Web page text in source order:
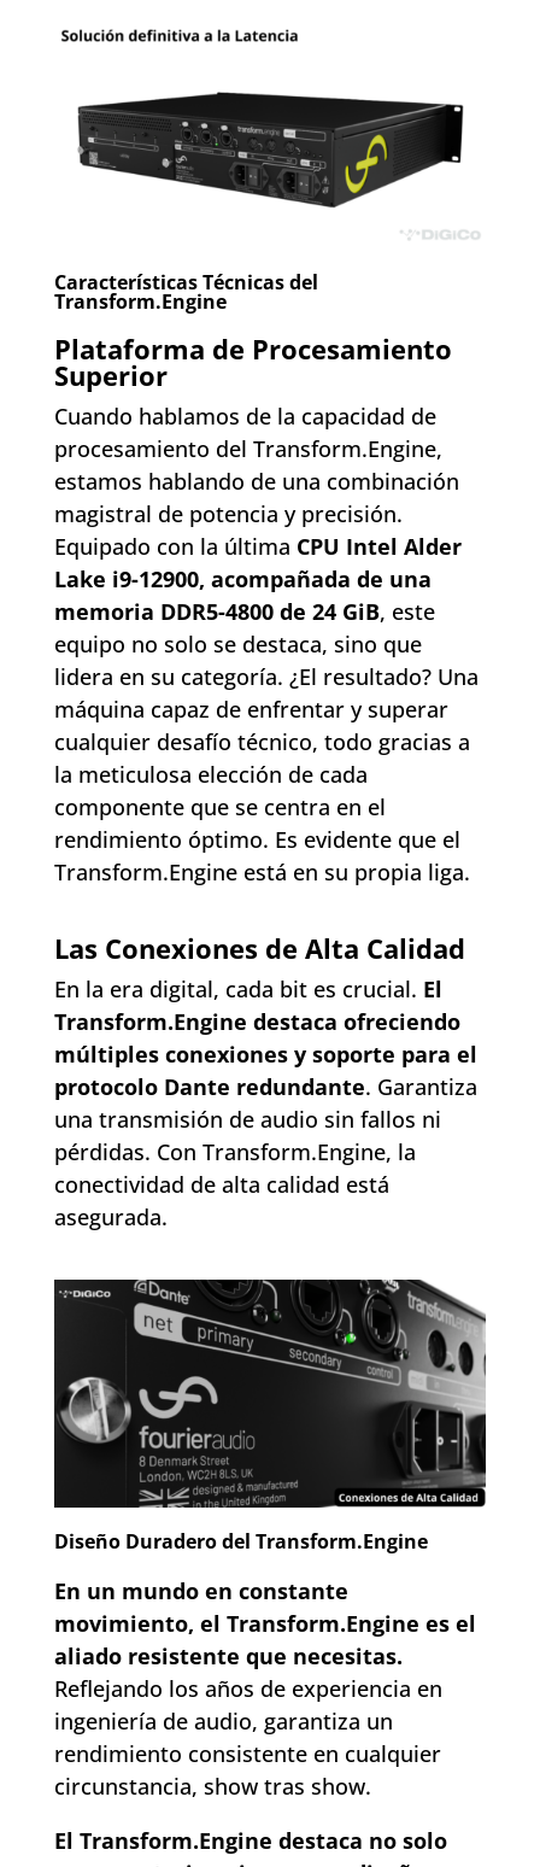
Características Técnicas del
Transform.Engine
Plataforma de Procesamiento
Superior
Cuando hablamos de la capacidad de
procesamiento del Transform.Engine,
estamos hablando de una combinación
magistral de potencia y precisión.
Equipado con la última CPU Intel Alder
Lake i9-12900, acompañada de una
memoria DDR5-4800 de 24 GiB, este
equipo no solo se destaca, sino que
lidera en su categoría. ¿El resultado? Una
máquina capaz de enfrentar y superar
cualquier desafío técnico, todo gracias a
la meticulosa elección de cada
componente que se centra en el
rendimiento óptimo. Es evidente que el
Transform.Engine está en su propia liga.
Las Conexiones de Alta Calidad
En la era digital, cada bit es crucial. El
Transform.Engine destaca ofreciendo
múltiples conexiones y soporte para el
protocolo Dante redundante. Garantiza
una transmisión de audio sin fallos ni
pérdidas. Con Transform.Engine, la
conectividad de alta calidad está
asegurada.
Diseño Duradero del Transform.Engine
En un mundo en constante
movimiento, el Transform.Engine es el
aliado resistente que necesitas.
Reflejando los años de experiencia en
ingeniería de audio, garantiza un
rendimiento consistente en cualquier
circunstancia, show tras show.
El Transform.Engine destaca no solo